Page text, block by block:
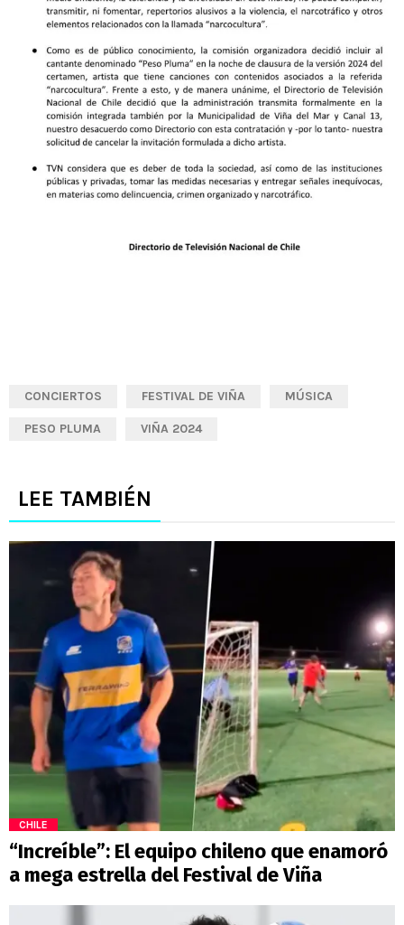
CONCIERTOS FESTIVAL DE VIÑA MÚSICA
PESO PLUMA VIÑA 2024
LEE TAMBIÉN
CHILE
“Increíble”: El equipo chileno que enamoró
a mega estrella del Festival de Viña